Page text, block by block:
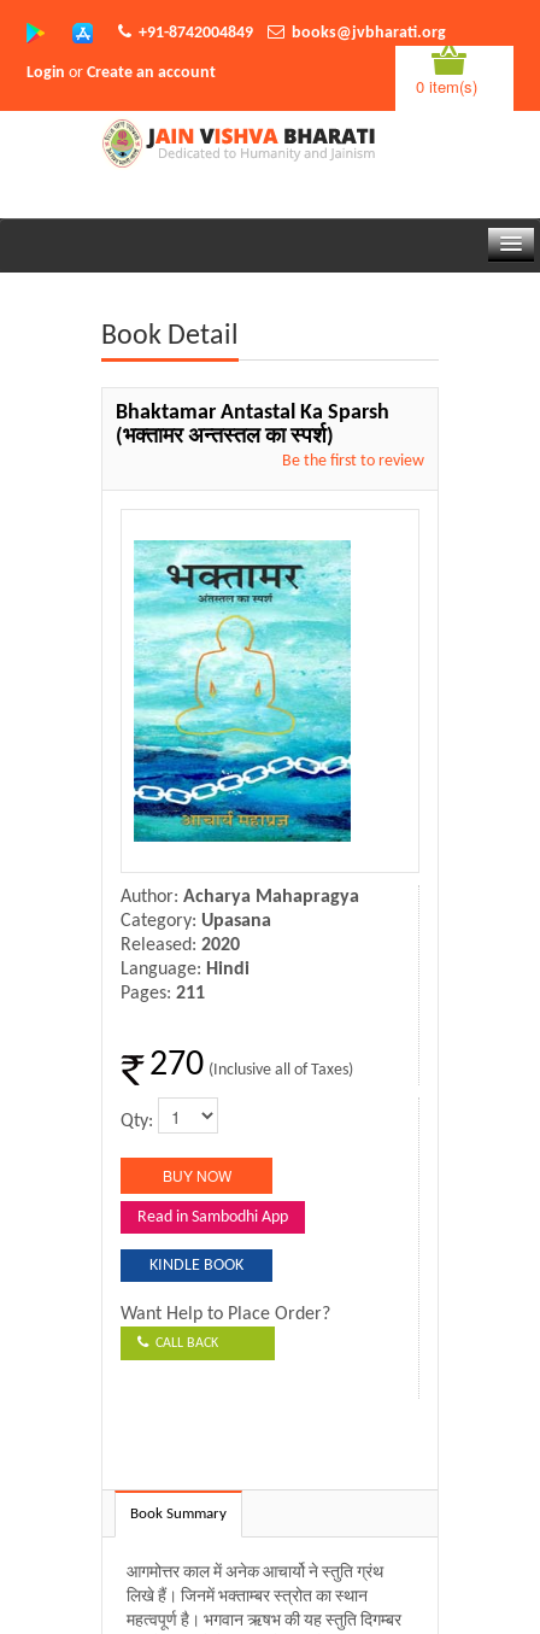
+91-8742004849 books@jvbharati.org
Login orCreate an account
0 item(s)
Sambodhi App
Book Detail
Bhaktamar Antastal Ka Sparsh
(भक्तामर अन्तस्तल का स्पर्श)
Be the first to review
Author: Acharya Mahapragya
Category: Upasana
Released: 2020
Language: Hindi
Pages: 211
270 (Inclusive all of Taxes)
Qty:
Read in Sambodhi App
KINDLE BOOK
Want Help to Place Order?
CALL BACK
Book Summary
आगमोत्तर काल में अनेक आचार्यो ने स्तुति ग्रंथ
लिखे हैं। जिनमें भक्ताम्बर स्त्रोत का स्थान
महत्वपूर्ण है। भगवान ऋषभ की यह स्तुति दिगम्बर